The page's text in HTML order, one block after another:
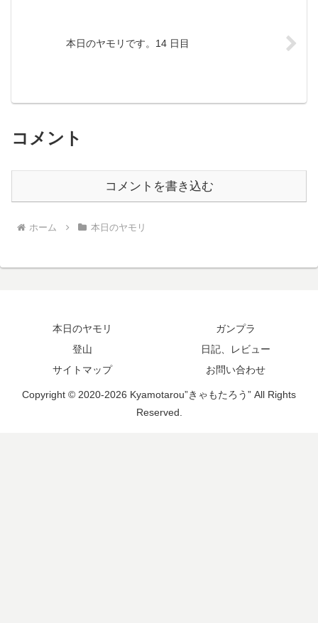
本日のヤモリです。14 日目
コメント
コメントを書き込む
ホーム 本日のヤモリ
本日のヤモリ
ガンプラ
登山
日記、レビュー
サイトマップ
お問い合わせ
Copyright © 2020-2026 Kyamotarou”きゃもたろう” All Rights
Reserved.